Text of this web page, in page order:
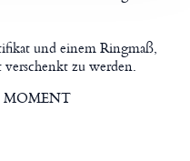
und einem Ringmaß,
zu werden.
MOMENT